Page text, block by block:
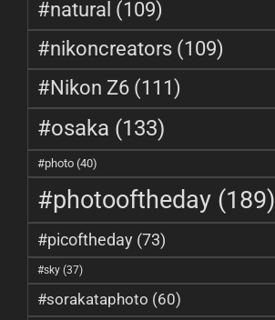
#natural (109)
#nikoncreators (109)
#Nikon Z6 (111)
#osaka (133)
#photo (40)
#photooftheday (189)
#picoftheday (73)
#sky (37)
#sorakataphoto (60)